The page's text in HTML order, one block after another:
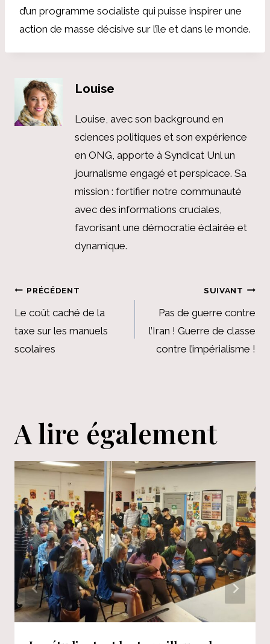
d’un programme socialiste qui puisse inspirer une
action de masse décisive sur l’île et dans le monde.
Louise
Louise, avec son background en
sciences politiques et son expérience
en ONG, apporte à Syndicat Unl un
journalisme engagé et perspicace. Sa
mission : fortifier notre communauté
avec des informations cruciales,
favorisant une démocratie éclairée et
dynamique.
Navigation
de
l’article
PRÉCÉDENT
Le coût caché de la
taxe sur les manuels
scolaires
SUIVANT
Pas de guerre contre
l’Iran ! Guerre de classe
contre l’impérialisme !
A lire également